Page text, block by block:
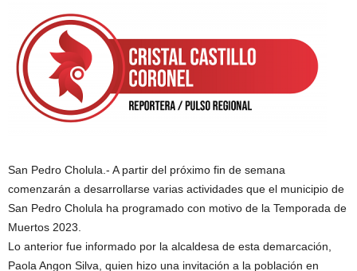
San Pedro Cholula.- A partir del próximo fin de semana
comenzarán a desarrollarse varias actividades que el municipio de
San Pedro Cholula ha programado con motivo de la Temporada de
Muertos 2023.
Lo anterior fue informado por la alcaldesa de esta demarcación,
Paola Angon Silva, quien hizo una invitación a la población en